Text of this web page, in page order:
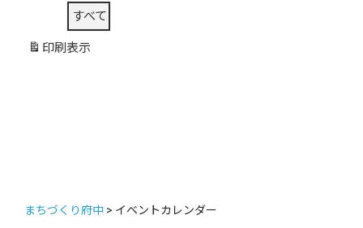
ゴ
すべて
印刷 表示
まちづくり府中 > イベントカレンダー